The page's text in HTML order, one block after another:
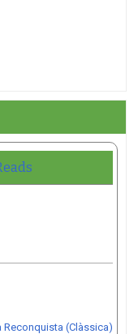
(Clàssica)